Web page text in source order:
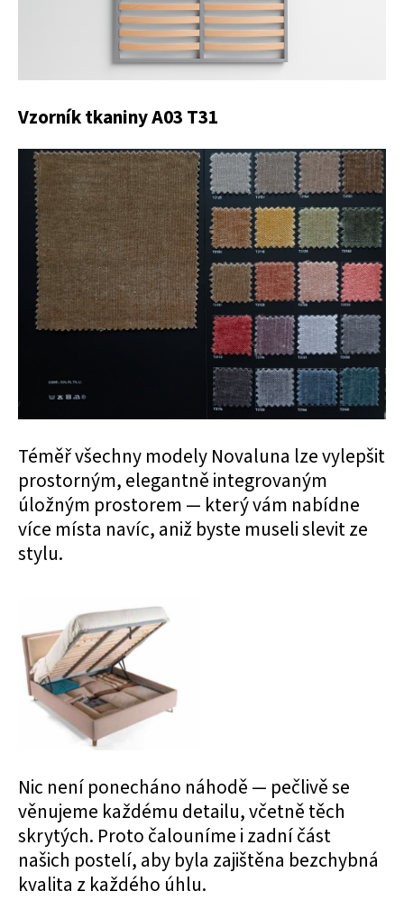
Vzorník tkaniny A03 T31
Téměř všechny modely Novaluna lze vylepšit
prostorným, elegantně integrovaným
úložným prostorem — který vám nabídne
více místa navíc, aniž byste museli slevit ze
stylu.
Nic není ponecháno náhodě — pečlivě se
věnujeme každému detailu, včetně těch
skrytých. Proto čalouníme i zadní část
našich postelí, aby byla zajištěna bezchybná
kvalita z každého úhlu.